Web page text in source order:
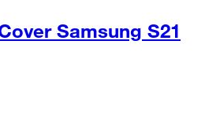
Samsung S21